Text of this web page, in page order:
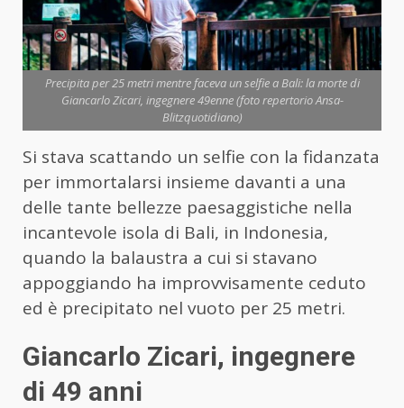
Precipita per 25 metri mentre faceva un selfie a Bali: la morte di
Giancarlo Zicari, ingegnere 49enne (foto repertorio Ansa-
Blitzquotidiano)
Si stava scattando un selfie con la fidanzata
per immortalarsi insieme davanti a una
delle tante bellezze paesaggistiche nella
incantevole isola di Bali, in Indonesia,
quando la balaustra a cui si stavano
appoggiando ha improvvisamente ceduto
ed è precipitato nel vuoto per 25 metri.
Giancarlo Zicari, ingegnere
di 49 anni